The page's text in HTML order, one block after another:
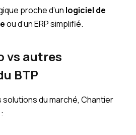
proche d’un logiciel de
ou d’un ERP simplifié.
vs autres
BTP
solutions du marché, Chantier